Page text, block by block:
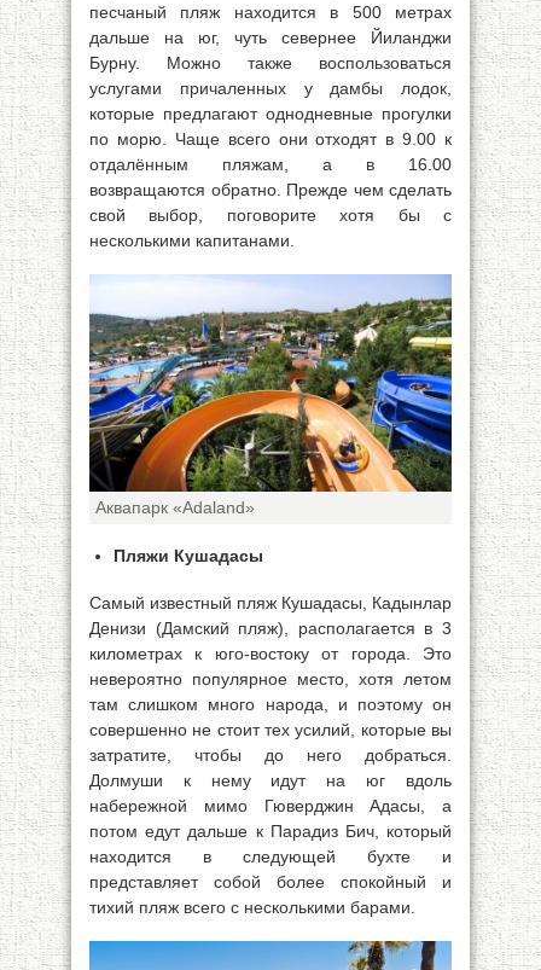
песчаный пляж находится в 500 метрах
дальше на юг, чуть севернее Йиланджи
Бурну. Можно также воспользоваться
услугами причаленных у дамбы лодок,
которые предлагают однодневные прогулки
по морю. Чаще всего они отходят в 9.00 к
отдалённым пляжам, а в 16.00
возвращаются обратно. Прежде чем сделать
свой выбор, поговорите хотя бы с
несколькими капитанами.
Аквапарк «Adaland»
Пляжи Кушадасы
Самый известный пляж Кушадасы, Кадынлар
Денизи (Дамский пляж), располагается в 3
километрах к юго-востоку от города. Это
невероятно популярное место, хотя летом
там слишком много народа, и поэтому он
совершенно не стоит тех усилий, которые вы
затратите, чтобы до него добраться.
Долмуши к нему идут на юг вдоль
набережной мимо Гюверджин Адасы, а
потом едут дальше к Парадиз Бич, который
находится в следующей бухте и
представляет собой более спокойный и
тихий пляж всего с несколькими барами.